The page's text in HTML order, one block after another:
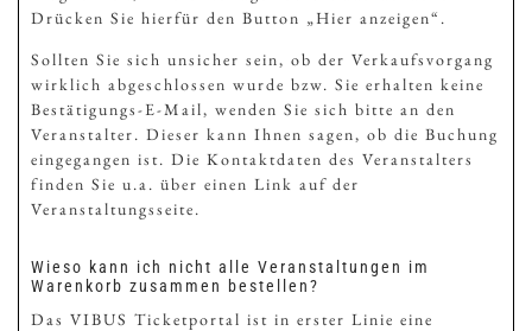
Drücken Sie hierfür den Button „Hier anzeigen“.
Sollten Sie sich unsicher sein, ob der Verkaufsvorgang
wirklich abgeschlossen wurde bzw. Sie erhalten keine
Bestätigungs-E-Mail, wenden Sie sich bitte an den
Veranstalter. Dieser kann Ihnen sagen, ob die Buchung
eingegangen ist. Die Kontaktdaten des Veranstalters
finden Sie u.a. über einen Link auf der
Veranstaltungsseite.
Wieso kann ich nicht alle Veranstaltungen im
Warenkorb zusammen bestellen?
Das VIBUS Ticketportal ist in erster Linie eine